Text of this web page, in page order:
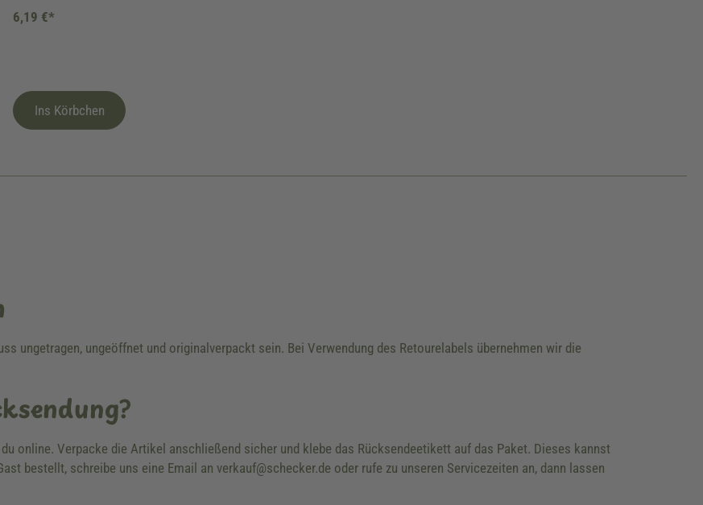
6,19 €*
Ins Körbchen
ungetragen, ungeöffnet und originalverpackt sein. Bei Verwendung des Retourelabels übernehmen wir die
online. Verpacke die Artikel anschließend sicher und klebe das Rücksendeetikett auf das Paket. Dieses kannst
bestellt, schreibe uns eine Email an verkauf@schecker.de oder rufe zu unseren Servicezeiten an, dann lassen